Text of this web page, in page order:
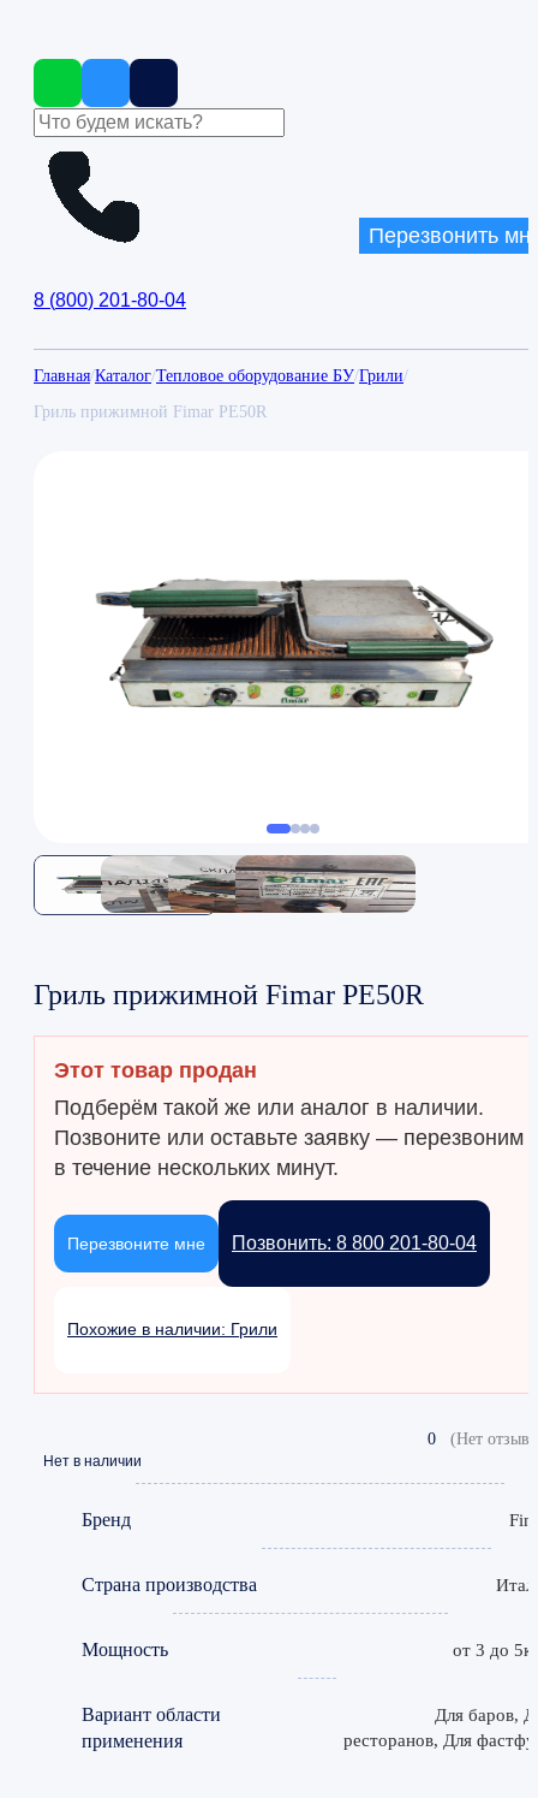
8 (800) 201-80-04
Перезвонить
Главная/Каталог/Тепловое оборудование БУ/Грили/
Гриль прижимной Fimar PE50R
Гриль прижимной Fimar PE50R
Этот товар продан
Подберём такой же или аналог в наличии.
Позвоните или оставьте заявку — перезвоним
в течение нескольких минут.
Позвонить: 8 800 201-80-04
Перезвоните мне
Похожие в наличии: Грили
0 (Нет
Нет в наличии
Бренд
Страна производства
Мощность от 3 до
Вариант области
применения
Для баров,
ресторанов, Для